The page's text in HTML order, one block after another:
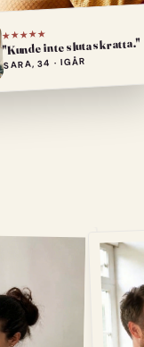
★★★★★
"Kunde inte sluta skratta."
SARA, 34 · IGÅR